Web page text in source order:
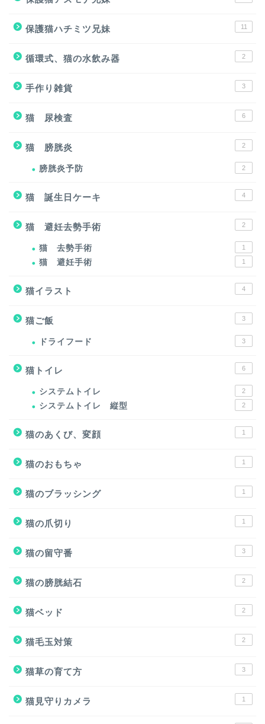
保護猫ハチミツ兄妹 11
循環式、猫の水飲み器 2
手作り雑貨 3
猫 尿検査 6
猫 膀胱炎 2
膀胱炎予防 2
猫 誕生日ケーキ 4
猫 避妊去勢手術 2
猫 去勢手術 1
猫 避妊手術 1
猫イラスト 4
猫ご飯 3
ドライフード 3
猫トイレ 6
システムトイレ 2
システムトイレ 縦型 2
猫のあくび、変顔 1
猫のおもちゃ 1
猫のブラッシング 1
猫の爪切り 1
猫の留守番 3
猫の膀胱結石 2
猫ベッド 2
猫毛玉対策 2
猫草の育て方 3
猫見守りカメラ 1